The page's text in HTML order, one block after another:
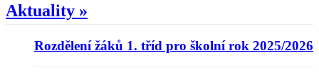
Aktuality »
Rozdělení žáků 1. tříd pro školní rok 2025/2026